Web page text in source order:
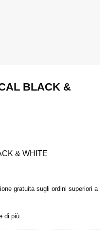
BLACK &
& WHITE
gratuita sugli ordini superiori a
di più